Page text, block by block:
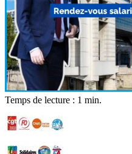
Temps de lecture : 1 min.